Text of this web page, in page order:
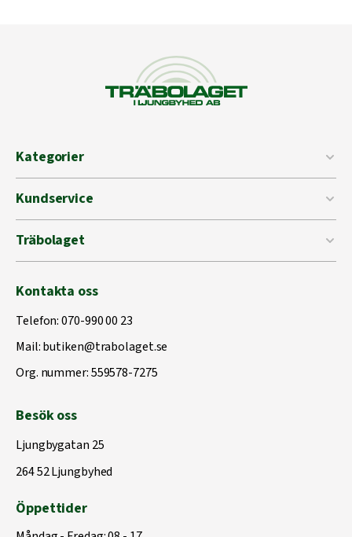
Kategorier
Kundservice
Träbolaget
Kontakta oss
Telefon:070-990 00 23
Mail:butiken@trabolaget.se
Org. nummer: 559578-7275
Besök oss
Ljungbygatan 25
264 52 Ljungbyhed
Öppettider